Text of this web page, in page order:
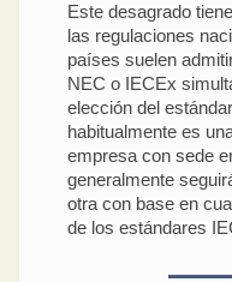
Este desagrado
las regulaciones
países suelen
NEC o IECEx
elección del
habitualmente es
empresa con sede
generalmente
otra con base en
de los estándares